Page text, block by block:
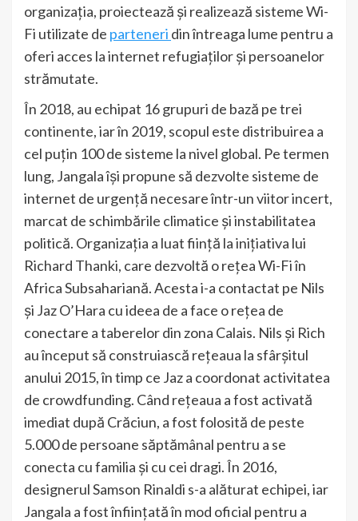
organizația, proiectează și realizează sisteme Wi-
Fi utilizate de parteneri din întreaga lume pentru a
oferi acces la internet refugiaților și persoanelor
strămutate.
În 2018, au echipat 16 grupuri de bază pe trei
continente, iar în 2019, scopul este distribuirea a
cel puțin 100 de sisteme la nivel global. Pe termen
lung, Jangala își propune să dezvolte sisteme de
internet de urgență necesare într-un viitor incert,
marcat de schimbările climatice și instabilitatea
politică. Organizația a luat ființă la inițiativa lui
Richard Thanki, care dezvoltă o rețea Wi-Fi în
Africa Subsahariană. Acesta i-a contactat pe Nils
și Jaz O’Hara cu ideea de a face o rețea de
conectare a taberelor din zona Calais. Nils și Rich
au început să construiască rețeaua la sfârșitul
anului 2015, în timp ce Jaz a coordonat activitatea
de crowdfunding. Când rețeaua a fost activată
imediat după Crăciun, a fost folosită de peste
5.000 de persoane săptămânal pentru a se
conecta cu familia și cu cei dragi. În 2016,
designerul Samson Rinaldi s-a alăturat echipei, iar
Jangala a fost înființată în mod oficial pentru a